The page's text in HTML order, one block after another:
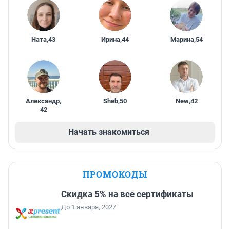
Ната,43 Ирина,44 Марина,54
Александр,
42
Sheb,50 New,42
Начать знакомиться
ПРОМОКОДЫ
Скидка 5% на все сертификаты
До 1 января, 2027